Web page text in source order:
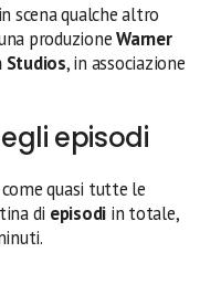
scena qualche altro
produzioneWarner
Studios, in associazione
episodi
quasi tutte le
di episodi in totale,